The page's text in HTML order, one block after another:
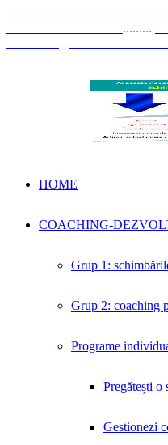
.........
HOME
COACHING-
Grup 1:
Grup 2: coaching
Programe
Pregătești o
Gestionezi